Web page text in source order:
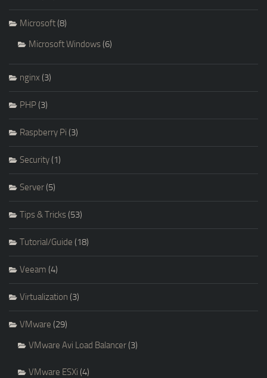
Microsoft(8)
Microsoft Windows(6)
nginx (3)
PHP(3)
Raspberry Pi (3)
Security(1)
Server(5)
Tips & Tricks(53)
Tutorial/Guide (18)
Veeam (4)
Virtualization (3)
VMware (29)
VMware Avi Load Balancer(3)
VMware ESXi (4)